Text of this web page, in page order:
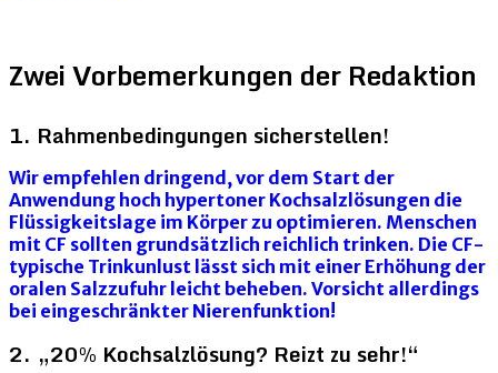
Zwei Vorbemerkungen der Redaktion
1. Rahmenbedingungen sicherstellen!
Wir empfehlen dringend, vor dem Start der
Anwendung hoch hypertoner Kochsalzlösungen die
Flüssigkeitslage im Körper zu optimieren. Menschen
mit CF sollten grundsätzlich reichlich trinken. Die CF-
typische Trinkunlust lässt sich mit einer Erhöhung der
oralen Salzzufuhr leicht beheben. Vorsicht allerdings
bei eingeschränkter Nierenfunktion!
2. „20% Kochsalzlösung? Reizt zu sehr!“